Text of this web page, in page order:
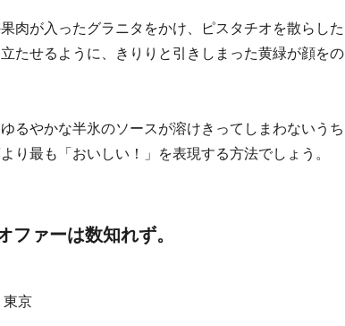
肉が入ったグラニタをかけ、ピスタチオを散らした
たせるように、きりりと引きしまった黄緑が顔をの
るやかな半氷のソースが溶けきってしまわないうち
り最も「おいしい！」を表現する方法でしょう。
ファーは数知れず。